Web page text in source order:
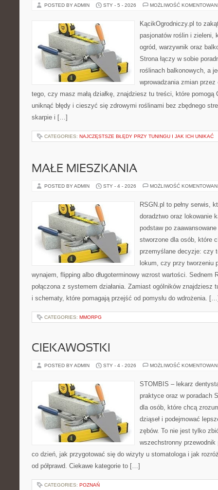
POSTED BY ADMIN STY - 5 - 2026 MOŻLIWOŚĆ
KącikOgrodniczy.pl to
pasjonatów roślin i zieleni,
ogród, warzywnik oraz
Strona łączy w sobie
roślinach balkonowych, a
wprowadzania zmian przez
tego, czy masz małą działkę, znajdziesz tu treści, które pomogą
uniknąć błędy i cieszyć się zdrowymi roślinami bez zbędnego
skarpie i […]
CATEGORIES: NAJCZĘSTSZE BŁĘDY PRZY TUNINGU I JAK ICH UNIKAĆ
MAŁE MIESZKANIA
POSTED BY ADMIN STY - 4 - 2026 MOŻLIWOŚĆ
RSGN.pl to pełny serwis,
doradztwo oraz lokowanie
podstaw po
stworzone dla osób, które
przemyślane decyzje: czy
lokum, czy przy tworzeniu
wynajem, flipping albo długoterminowy wzrost wartości. Sednem
połączona z systemem działania. Zamiast ogólników znajdziesz
i schematy, które pomagają przejść od pomysłu do wdrożenia.
CATEGORIES: MMORPG
CIEKAWOSTKI
POSTED BY ADMIN STY - 4 - 2026 MOŻLIWOŚĆ
STOMBIS – lekarz
praktyce oraz w poradach
dla osób, które chcą
dziąseł i podejmować
zębów. To nie jest tylko
wszechstronny
co dzień, jak przygotować się do wizyty u stomatologa i jak
od półprawd. Ciekawe kategorie to […]
CATEGORIES: POZNAŃ